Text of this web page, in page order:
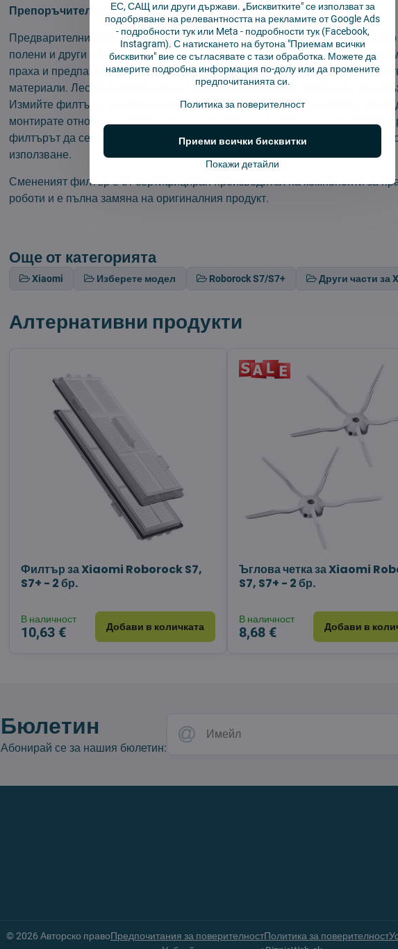
Препоръчителна замяна: 6 месеца
Предварителният филтър улавя финия прах, като намалява
полени и други алергени във въздуха, който дишате, като същевременно
праха и предпазва чувствителните части. Той е изработен от
материали. Лесно се отстранява и подменя като част от рутинната
Измийте филтъра под течаща вода и го оставете да изсъхне добре, преди
монтирате отново. За постигане на най-добри резултати производителят
филтърът да се сменя поне на всеки 6 месеца, в зависимост от
използване.
Смененият филтър е от сертифициран производител на компоненти за
роботи и е пълна замяна на оригиналния продукт.
Още от категорията
Xiaomi Изберете модел Roborock S7/S7+ Други части за
Алтернативни продукти
Филтър за Xiaomi Roborock S7,
S7+ - 2 бр.
В наличност
10,63 € Добави в количката
Ъглова четка за Xiaomi
S7, S7+ - 2 бр.
В наличност
8,68 € Добави в
Бюлетин
Абонирай се за нашия бюлетин:
©2026 Авторско правоПредпочитания за поверителностПолитика за поверителност
ЕС, САЩ или други държави. „Бисквитките" се използват за
подобряване на релевантността на рекламите от Google Ads
- подробности тукили Meta - подробности тук(Facebook,
Instagram). С натискането на бутона "Приемам всички
бисквитки" вие се съгласявате с тази обработка. Можете да
намерите подробна информация по-долу или да промените
предпочитанията си.
Политика за поверителност
Покажи детайли
Приеми всички бисквитки